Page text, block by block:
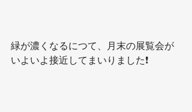
緑が濃くなるにつて、月末の展覧会が
いよいよ接近してまいりました❗️